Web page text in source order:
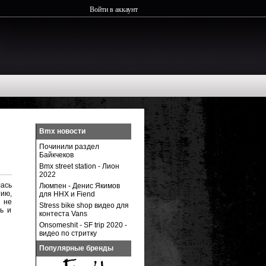
Войти в аккаунт
не
и
Bmx новости
Починили раздел
Байкчеков
Bmx street station - Лион
2022
Люмпен - Денис Якимов
для ННХ и Fiend
Stress bike shop видео для
контеста Vans
Onsomeshit - SF trip 2020 -
видео по стритку
Популярные бренды